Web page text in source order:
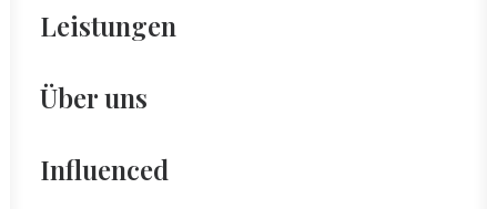
Leistungen
Über uns
Influenced